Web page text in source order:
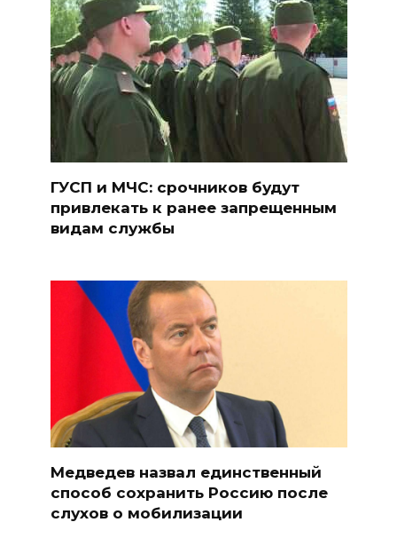
ГУСП и МЧС: срочников будут
привлекать к ранее запрещенным
видам службы
Медведев назвал единственный
способ сохранить Россию после
слухов о мобилизации